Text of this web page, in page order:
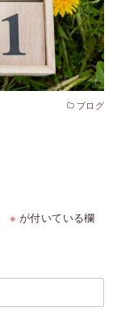
ブログ
※ が付いている欄